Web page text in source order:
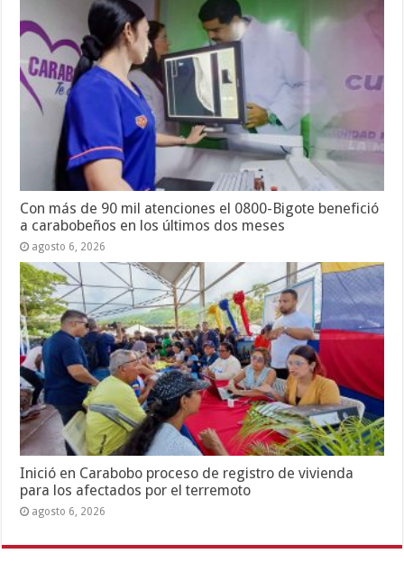
Con más de 90 mil atenciones el 0800-Bigote benefició
a carabobeños en los últimos dos meses
agosto 6, 2026
Inició en Carabobo proceso de registro de vivienda
para los afectados por el terremoto
agosto 6, 2026